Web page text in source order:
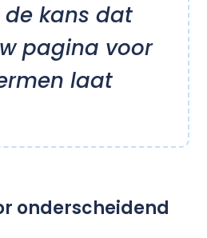
kans dat
pagina voor
laat
onderscheidend